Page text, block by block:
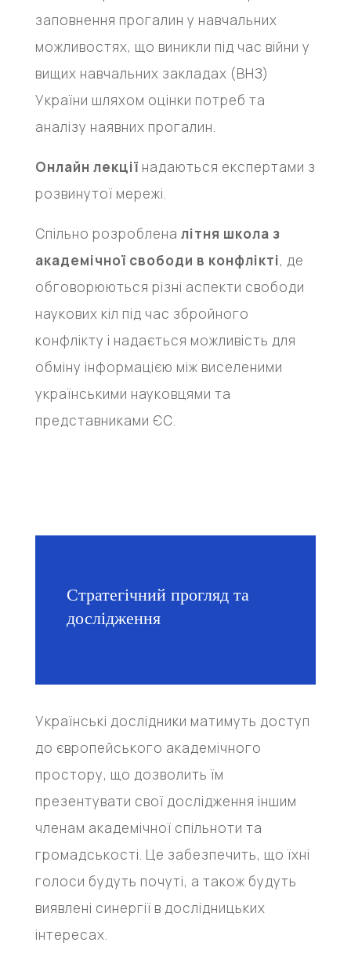
заповнення прогалин у навчальних
можливостях, що виникли під час війни у
вищих навчальних закладах (ВНЗ)
України шляхом оцінки потреб та
аналізу наявних прогалин.
Онлайн лекції надаються експертами з
розвинутої мережі.
Спільно розроблена літня школа з
академічної свободи в конфлікті, де
обговорюються різні аспекти свободи
наукових кіл під час збройного
конфлікту і надається можливість для
обміну інформацією між виселеними
українськими науковцями та
представниками ЄС.
Стратегічний прогляд та
дослідження
Українські дослідники матимуть доступ
до європейського академічного
простору, що дозволить їм
презентувати свої дослідження іншим
членам академічної спільноти та
громадськості. Це забезпечить, що їхні
голоси будуть почуті, а також будуть
виявлені синергії в дослідницьких
інтересах.